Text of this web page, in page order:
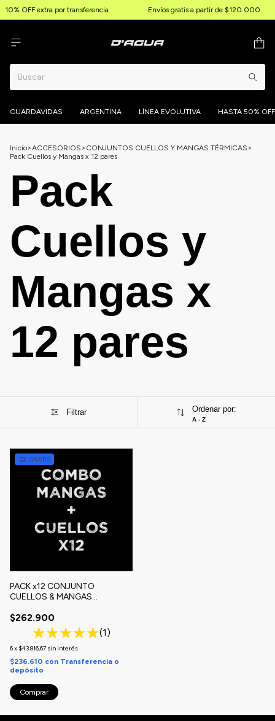
10% OFF extra por transferencia Envíos gratis a partir de $120.000
GUARDAVIDAS ARGENTINA LÍNEA EVOLUTIVA HASTA 50% OFF
Inicio>ACCESORIOS > CONJUNTOS CUELLOS Y MANGAS TÉRMICAS >
Pack Cuellos y Mangas x 12 pares
Pack
Cuellos y
Mangas x
12 pares
Filtrar Ordenar por:
A - Z
GRATIS
PACK x12 CONJUNTO
CUELLOS & MANGAS
$262.900
(1)
6x $43.816,67 sin interés
$236.610 con Transferencia o
depósito
Comprar